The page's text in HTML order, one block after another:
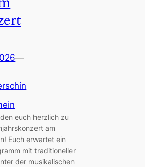
—
euch herzlich zu
am
Euch erwartet ein
mit traditioneller
der musikalischen